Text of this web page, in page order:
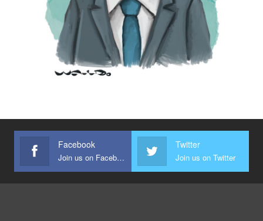
Facebook
Join us on Facebook
Twitter
Join us on Twitter